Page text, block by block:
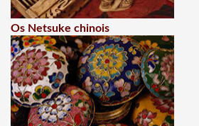
Os Netsuke chinois